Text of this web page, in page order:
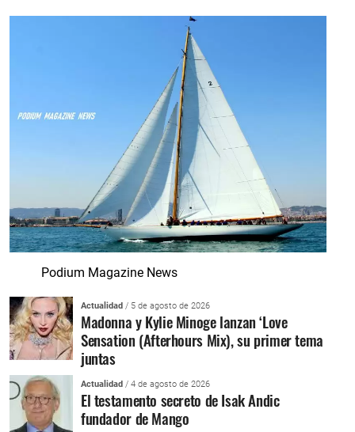
Podium Magazine News
Actualidad / 5 de agosto de 2026
Madonna y Kylie Minoge lanzan ‘Love
Sensation (Afterhours Mix), su primer tema
juntas
Actualidad / 4 de agosto de 2026
El testamento secreto de Isak Andic
fundador de Mango